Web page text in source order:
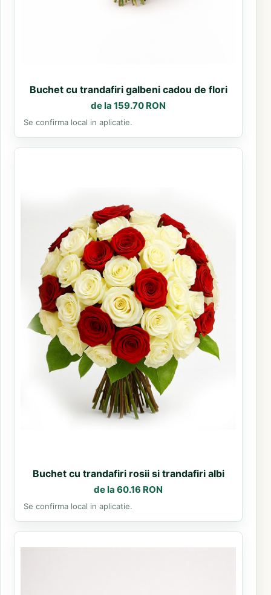
Buchet cu trandafiri galbeni cadou de flori
de la 159.70 RON
Se confirma local in aplicatie.
Buchet cu trandafiri rosii si trandafiri albi
de la 60.16 RON
Se confirma local in aplicatie.